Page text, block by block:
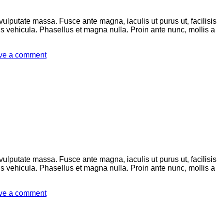
massa. Fusce ante magna, iaculis ut purus ut,
Phasellus et magna nulla. Proin ante nunc, mollis
a comment
massa. Fusce ante magna, iaculis ut purus ut,
Phasellus et magna nulla. Proin ante nunc, mollis
a comment